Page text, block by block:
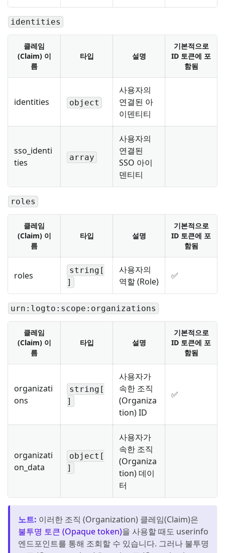
identities
클레임
(Claim) 이
름
타입 설명
기본적으로
ID 토큰에 포
함됨
identities object
사용자의
연결된 아
이덴티티
sso_identi
ties
array
사용자의
연결된
SSO 아이
덴티티
roles
클레임
(Claim) 이
름
타입 설명
기본적으로
ID 토큰에 포
함됨
roles
string[
]
사용자의
역할 (Role)
✅
urn:logto:scope:organizations
클레임
(Claim) 이
름
타입 설명
기본적으로
ID 토큰에 포
함됨
organizati
ons
string[
]
사용자가
속한 조직
(Organiza
tion) ID
✅
organizati
on_data
object[
]
사용자가
속한 조직
(Organiza
tion) 데이
터
노트: 이러한 조직 (Organization) 클레임(Claim)은
불투명 토큰 (Opaque token)을 사용할 때도 userinfo
엔드포인트를 통해 조회할 수 있습니다. 그러나 불투명